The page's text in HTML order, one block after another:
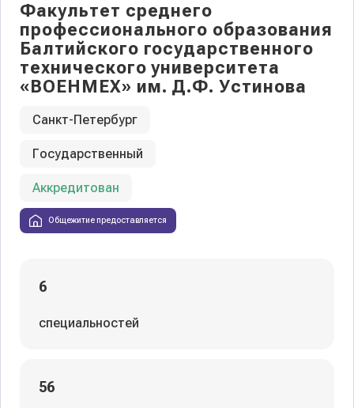
Факультет среднего
профессионального образования
Балтийского государственного
технического университета
«ВОЕНМЕХ» им. Д.Ф. Устинова
Санкт-Петербург
Государственный
Аккредитован
Общежитие предоставляется
6
специальностей
56